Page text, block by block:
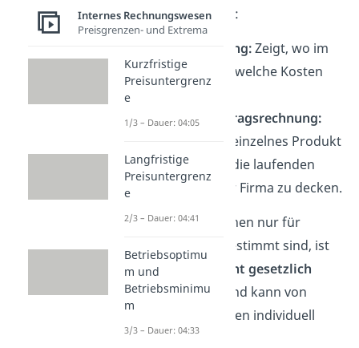
diese Instrumente:
Kostenrechnung:Zeigt, wo im
Unternehmen welche Kosten
Deckungsbeitragsrechnung:
Zeigt, was ein einzelnes Produkt
einbringt, um die laufenden
Festkosten der Firma zu decken.
Da die Informationen nur für
bestimmt sind, ist
dieser Bereich
nicht gesetzlich
vorgeschrieben
und kann von
jedem Unternehmen individuell
gestaltet werden.
Internes Rechnungswesen
Preisgrenzen- und Extrema
Kurzfristige
Preisuntergrenz
e
1/3 – Dauer: 04:05
Langfristige
Preisuntergrenz
e
2/3 – Dauer: 04:41
Betriebsoptimu
m und
Betriebsminimu
m
3/3 – Dauer: 04:33